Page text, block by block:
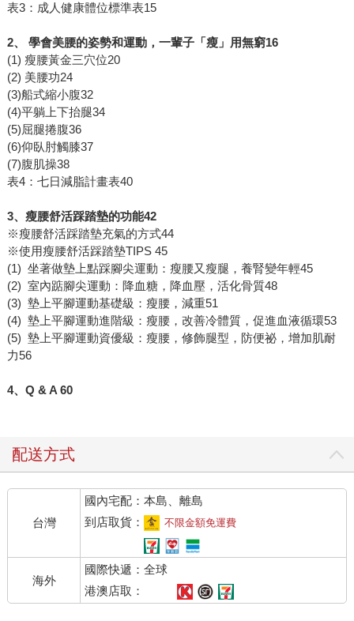
表3：成人健康體位標準表15
2、 學會美腰的姿勢和運動，一輩子「瘦」用無窮16
(1) 瘦腰黃金三穴位20
(2) 美腰功24
(3)船式縮小腹32
(4)平躺上下抬腿34
(5)屈腿捲腹36
(6)仰臥肘觸膝37
(7)腹肌操38
表4：七日減脂計畫表40
3、瘦腰舒活踩踏墊的功能42
※瘦腰舒活踩踏墊充氣的方式44
※使用瘦腰舒活踩踏墊TIPS 45
(1) 坐著做墊上點踩腳尖運動：瘦腰又瘦腿，養腎變年輕45
(2) 室內踮腳尖運動：降血糖，降血壓，活化骨質48
(3) 墊上平腳運動基礎級：瘦腰，減重51
(4) 墊上平腳運動進階級：瘦腰，改善冷體質，促進血液循環53
(5) 墊上平腳運動資優級：瘦腰，修飾腿型，防便祕，增加肌耐
力56
4、Q & A 60
配送方式
台灣
國內宅配：本島、離島
到店取貨：
不限金額免運費
海外
國際快遞：全球
港澳店取：